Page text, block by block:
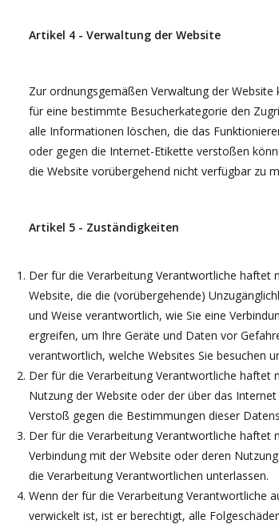
Artikel 4 - Verwaltung der Website
Zur ordnungsgemäßen Verwaltung der
für eine bestimmte Besucherkategorie den
alle Informationen löschen, die das
oder gegen die Internet-Etikette verstoßen
die Website vorübergehend nicht verfügbar zu
Artikel 5 - Zuständigkeiten
Der für die Verarbeitung Verantwortliche haftet
Website, die die (vorübergehende)
und Weise verantwortlich, wie Sie eine
ergreifen, um Ihre Geräte und Daten vor
verantwortlich, welche Websites Sie besuchen
Der für die Verarbeitung Verantwortliche haftet
Nutzung der Website oder der über das
Verstoß gegen die Bestimmungen dieser
Der für die Verarbeitung Verantwortliche haftet
Verbindung mit der Website oder deren
die Verarbeitung Verantwortlichen unterlassen.
Wenn der für die Verarbeitung Verantwortliche
verwickelt ist, ist er berechtigt, alle